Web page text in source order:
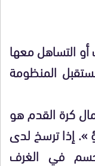
التساهل معها
المنظومة
كرة القدم هو
». إذا ترسخ لدى
في الغرف